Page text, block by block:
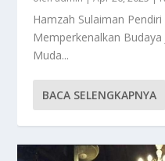
Hamzah Sulaiman
Memperkenalkan Budaya
Muda...
BACA SELENGKAPNYA